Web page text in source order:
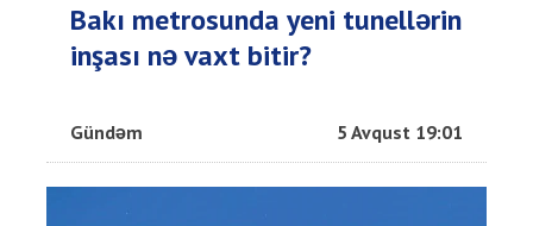
Bakı metrosunda yeni tunellərin
inşası nə vaxt bitir?
Gündəm 5 Avqust 19:01